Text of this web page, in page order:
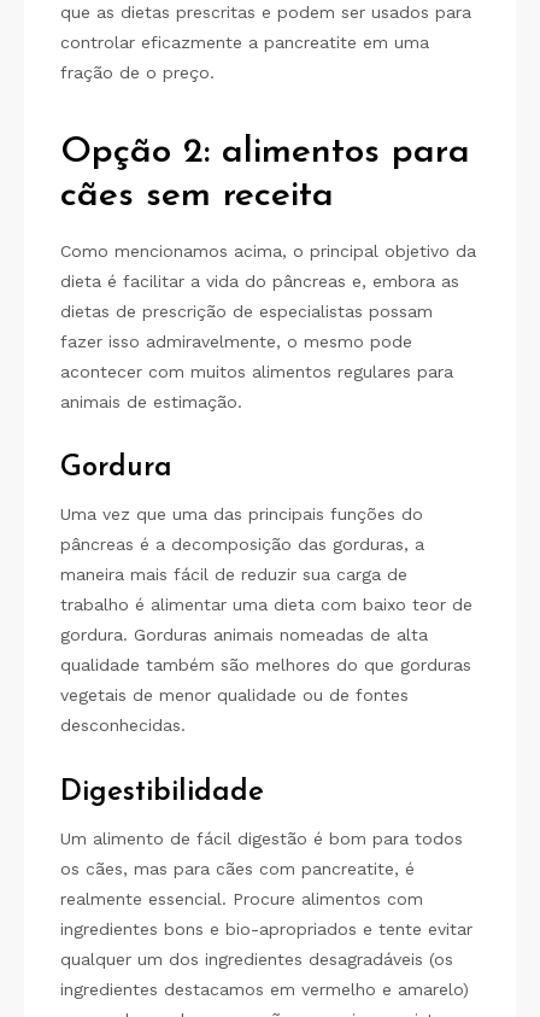
que as dietas prescritas e podem ser usados ​​para
controlar eficazmente a pancreatite em uma
fração de o preço.
Opção 2: alimentos para
cães sem receita
Como mencionamos acima, o principal objetivo da
dieta é facilitar a vida do pâncreas e, embora as
dietas de prescrição de especialistas possam
fazer isso admiravelmente, o mesmo pode
acontecer com muitos alimentos regulares para
animais de estimação.
Gordura
Uma vez que uma das principais funções do
pâncreas é a decomposição das gorduras, a
maneira mais fácil de reduzir sua carga de
trabalho é alimentar uma dieta com baixo teor de
gordura. Gorduras animais nomeadas de alta
qualidade também são melhores do que gorduras
vegetais de menor qualidade ou de fontes
desconhecidas.
Digestibilidade
Um alimento de fácil digestão é bom para todos
os cães, mas para cães com pancreatite, é
realmente essencial. Procure alimentos com
ingredientes bons e bio-apropriados e tente evitar
qualquer um dos ingredientes desagradáveis ​​(os
ingredientes destacamos em vermelho e amarelo)